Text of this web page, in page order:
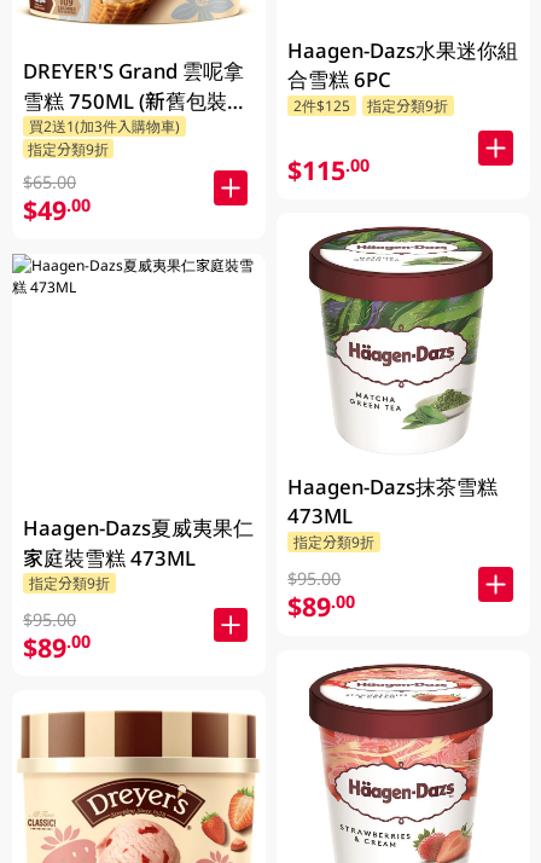
DREYER'S Grand 雲呢拿
雪糕 750ML (新舊包裝隨
機發貨)
買2送1(加3件入購物車)
指定分類9折
$65.00
$49.00
Haagen-Dazs夏威夷果仁
家庭裝雪糕 473ML
指定分類9折
$95.00
$89.00
Haagen-Dazs水果迷你組
合雪糕 6PC
2件$125 指定分類9折
$115.00
Haagen-Dazs抹茶雪糕
473ML
指定分類9折
$95.00
$89.00